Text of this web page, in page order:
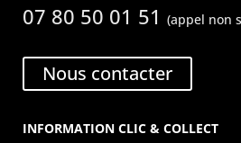
07 80 50 01 51(appel non
Nous contacter
INFORMATION CLIC & COLLECT